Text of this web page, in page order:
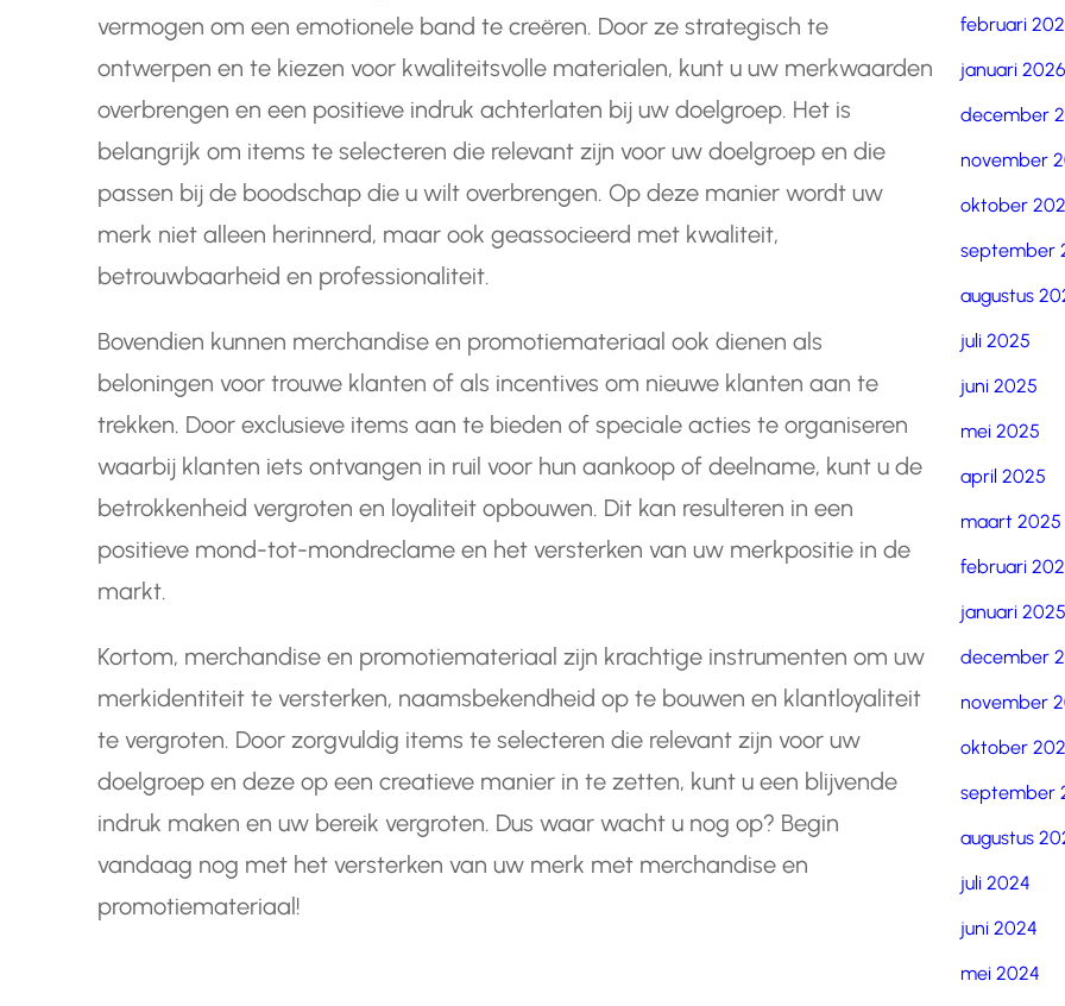
vermogen om een emotionele band te creëren. Door ze strategisch te
ontwerpen en te kiezen voor kwaliteitsvolle materialen, kunt u uw merkwaarden
overbrengen en een positieve indruk achterlaten bij uw doelgroep. Het is
belangrijk om items te selecteren die relevant zijn voor uw doelgroep en die
passen bij de boodschap die u wilt overbrengen. Op deze manier wordt uw
merk niet alleen herinnerd, maar ook geassocieerd met kwaliteit,
betrouwbaarheid en professionaliteit.
Bovendien kunnen merchandise en promotiemateriaal ook dienen als
beloningen voor trouwe klanten of als incentives om nieuwe klanten aan te
trekken. Door exclusieve items aan te bieden of speciale acties te organiseren
waarbij klanten iets ontvangen in ruil voor hun aankoop of deelname, kunt u de
betrokkenheid vergroten en loyaliteit opbouwen. Dit kan resulteren in een
positieve mond-tot-mondreclame en het versterken van uw merkpositie in de
markt.
Kortom, merchandise en promotiemateriaal zijn krachtige instrumenten om uw
merkidentiteit te versterken, naamsbekendheid op te bouwen en klantloyaliteit
te vergroten. Door zorgvuldig items te selecteren die relevant zijn voor uw
doelgroep en deze op een creatieve manier in te zetten, kunt u een blijvende
indruk maken en uw bereik vergroten. Dus waar wacht u nog op? Begin
vandaag nog met het versterken van uw merk met merchandise en
promotiemateriaal!
februari
januari 2026
december
november
oktober
september
augustus
juli 2025
juni 2025
mei 2025
april 2025
maart 2025
februari
januari 2025
december
november
oktober
september
augustus
juli 2024
juni 2024
mei 2024